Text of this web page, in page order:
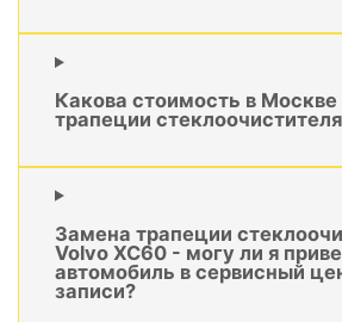
Какова стоимость в
трапеции
Замена трапеции
Volvo XC60 - могу ли я
автомобиль в сервисный
записи?